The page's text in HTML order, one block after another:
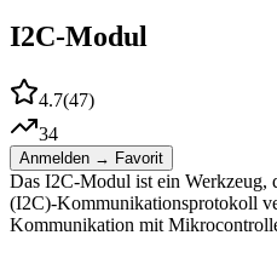
I2C-Modul
4.7(47)
34
Anmelden → Favorit
Das I2C-Modul ist ein Werkzeug,
(I2C)-Kommunikationsprotokoll
Kommunikation mit